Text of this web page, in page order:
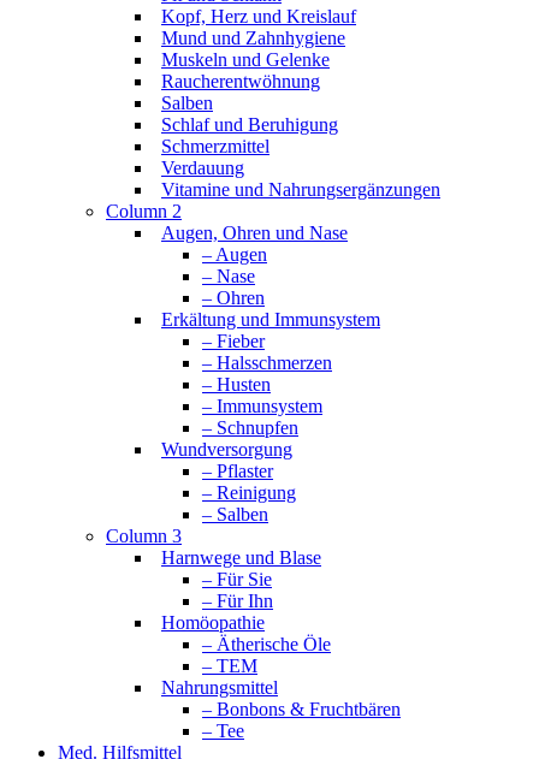
Kopf, Herz und Kreislauf
Mund und Zahnhygiene
Muskeln und Gelenke
Raucherentwöhnung
Salben
Schlaf und Beruhigung
Schmerzmittel
Verdauung
Vitamine und Nahrungsergänzungen
Column 2
Augen, Ohren und Nase
– Augen
– Nase
– Ohren
Erkältung und Immunsystem
– Fieber
– Halsschmerzen
– Husten
– Immunsystem
– Schnupfen
Wundversorgung
– Pflaster
– Reinigung
– Salben
Column 3
Harnwege und Blase
– Für Sie
– Für Ihn
Homöopathie
– Ätherische Öle
– TEM
Nahrungsmittel
– Bonbons & Fruchtbären
– Tee
Med. Hilfsmittel